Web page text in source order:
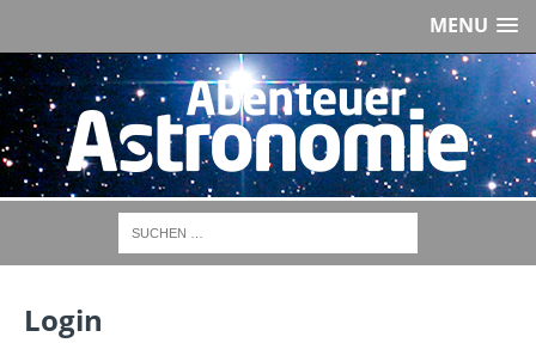
MENU
Login